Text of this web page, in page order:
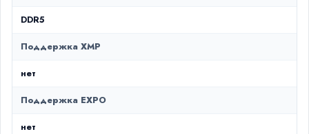
DDR5
Поддержка XMP
нет
Поддержка EXPO
нет